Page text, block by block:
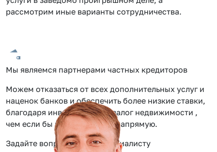
рассмотрим иные варианты сотрудничества.
Мы являемся партнерами частных кредиторов
Можем отказаться от всех дополнительных услуг и
наценок банков и обеспечить более низкие ставки,
благодаря инвестиции под залог недвижимости ,
чем если бы вы обращались напрямую.
Задайте вопрос нашему специалисту